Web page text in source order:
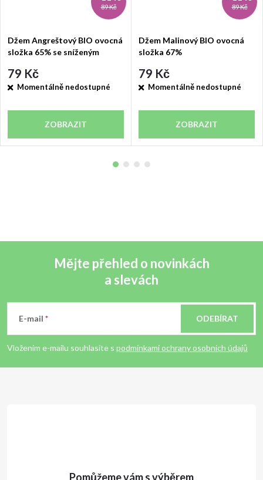
89 Kč
Džem Angreštový BIO ovocná
složka 65% se sníženým
79 Kč
Momentálně nedostupné
ZOBRAZIT
89 Kč
Džem Malinový BIO ovocná
složka 67%
79 Kč
Momentálně nedostupné
ZOBRAZIT
p
Mějte přehled o novinkách
a slevách
E-mail
Vložením e-mailu souhlasíte s podmínkami ochrany osobních údajů
ODEBÍRAT